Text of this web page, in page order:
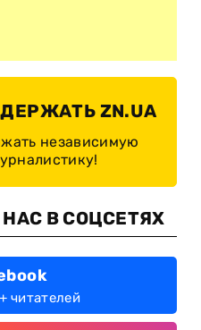
ZN.UA
независимую
В СОЦСЕТЯХ
читателей